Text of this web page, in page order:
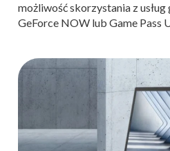
możliwość skorzystania z usług
GeForce NOW lub Game Pass